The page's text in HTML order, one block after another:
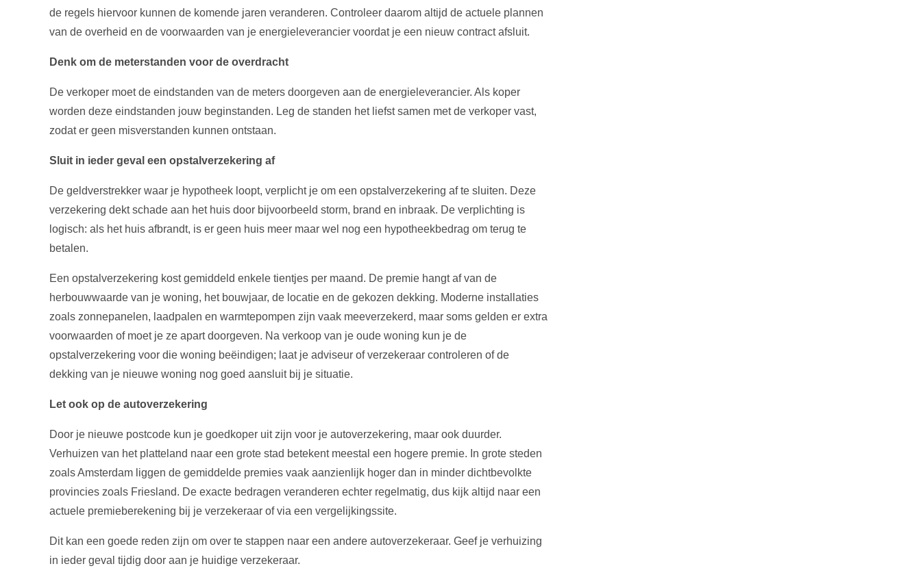
de regels hiervoor kunnen de komende jaren veranderen. Controleer daarom altijd de actuele plannen
van de overheid en de voorwaarden van je energieleverancier voordat je een nieuw contract afsluit.
Denk om de meterstanden voor de overdracht
De verkoper moet de eindstanden van de meters doorgeven aan de energieleverancier. Als koper
worden deze eindstanden jouw beginstanden. Leg de standen het liefst samen met de verkoper vast,
zodat er geen misverstanden kunnen ontstaan.
Sluit in ieder geval een opstalverzekering af
De geldverstrekker waar je hypotheek loopt, verplicht je om een opstalverzekering af te sluiten. Deze
verzekering dekt schade aan het huis door bijvoorbeeld storm, brand en inbraak. De verplichting is
logisch: als het huis afbrandt, is er geen huis meer maar wel nog een hypotheekbedrag om terug te
betalen.
Een opstalverzekering kost gemiddeld enkele tientjes per maand. De premie hangt af van de
herbouwwaarde van je woning, het bouwjaar, de locatie en de gekozen dekking. Moderne installaties
zoals zonnepanelen, laadpalen en warmtepompen zijn vaak meeverzekerd, maar soms gelden er extra
voorwaarden of moet je ze apart doorgeven. Na verkoop van je oude woning kun je de
opstalverzekering voor die woning beëindigen; laat je adviseur of verzekeraar controleren of de
dekking van je nieuwe woning nog goed aansluit bij je situatie.
Let ook op de autoverzekering
Door je nieuwe postcode kun je goedkoper uit zijn voor je autoverzekering, maar ook duurder.
Verhuizen van het platteland naar een grote stad betekent meestal een hogere premie. In grote steden
zoals Amsterdam liggen de gemiddelde premies vaak aanzienlijk hoger dan in minder dichtbevolkte
provincies zoals Friesland. De exacte bedragen veranderen echter regelmatig, dus kijk altijd naar een
actuele premieberekening bij je verzekeraar of via een vergelijkingssite.
Dit kan een goede reden zijn om over te stappen naar een andere autoverzekeraar. Geef je verhuizing
in ieder geval tijdig door aan je huidige verzekeraar.